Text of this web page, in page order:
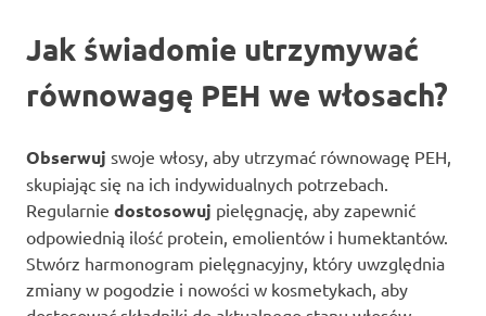
Jak świadomie utrzymywać
równowagę PEH we włosach?
Obserwuj swoje włosy, aby utrzymać równowagę PEH,
skupiając się na ich indywidualnych potrzebach.
Regularnie dostosowuj pielęgnację, aby zapewnić
odpowiednią ilość protein, emolientów i humektantów.
Stwórz harmonogram pielęgnacyjny, który uwzględnia
zmiany w pogodzie i nowości w kosmetykach, aby